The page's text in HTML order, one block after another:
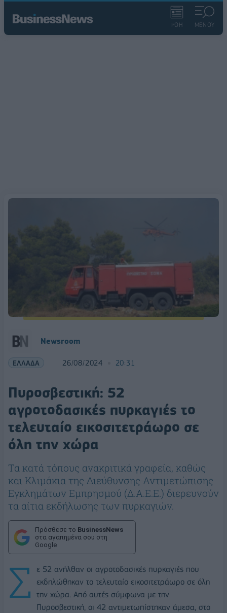
ΡΟΗ ΜΕΝΟΥ
Newsroom
ΕΛΛΑΔΑ 26/08/2024 20:31
Πυροσβεστική: 52
αγροτοδασικές πυρκαγιές το
τελευταίο εικοσιτετράωρο σε
όλη την χώρα
Τα κατά τόπους ανακριτικά γραφεία, καθώς
και Κλιμάκια της Διεύθυνσης Αντιμετώπισης
Εγκλημάτων Εμπρησμού (Δ.Α.Ε.Ε.) διερευνούν
τα αίτια εκδήλωσης των πυρκαγιών.
Πρόσθεσε το BusinessNews
στα αγαπημένα σου στη
Google
Σ
ε 52 ανήλθαν οι αγροτοδασικές πυρκαγιές που
εκδηλώθηκαν το τελευταίο εικοσιτετράωρο σε όλη
την χώρα. Από αυτές σύμφωνα με την
Πυροσβεστική, οι 42 αντιμετωπίστηκαν άμεσα, στο